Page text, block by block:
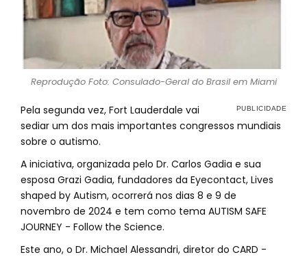
Reprodução Foto: Consulado-Geral do Brasil em Miami
Pela segunda vez, Fort Lauderdale vai
sediar um dos mais importantes congressos mundiais
sobre o autismo.
A iniciativa, organizada pelo Dr. Carlos Gadia e sua
esposa Grazi Gadia, fundadores da Eyecontact, Lives
shaped by Autism, ocorrerá nos dias 8 e 9 de
novembro de 2024 e tem como tema AUTISM SAFE
JOURNEY - Follow the Science.
Este ano, o Dr. Michael Alessandri, diretor do CARD -